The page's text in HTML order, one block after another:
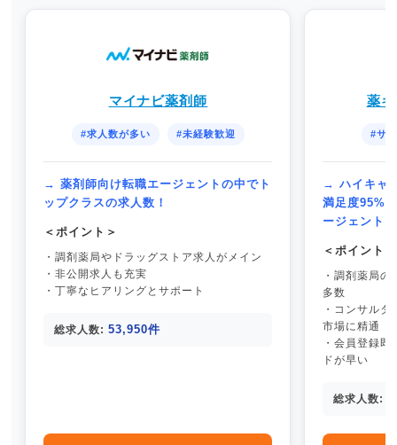
マイナビ薬剤師
#求人数が多い #未経験歓迎
→ 薬剤師向け転職エージェントの中でト
ップクラスの求人数！
＜ポイント＞
・調剤薬局やドラッグストア求人がメイン
・非公開求人も充実
・丁寧なヒアリングとサポート
総求人数: 53,950件
薬
#サ
→ ハイキャ
満足度95%
ージェント
＜ポイント＞
・調剤薬局
多数
・コンサル
市場に精通
・会員登録
ドが早い
総求人数: